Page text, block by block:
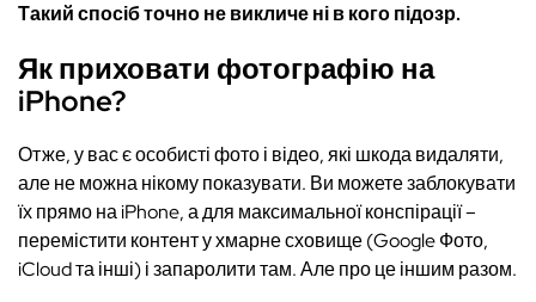
Такий спосіб точно не викличе ні в кого підозр.
Як приховати фотографію на
iPhone?
Отже, у вас є особисті фото і відео, які шкода видаляти,
але не можна нікому показувати. Ви можете заблокувати
їх прямо на iPhone, а для максимальної конспірації –
перемістити контент у хмарне сховище (Google Фото,
iCloud та інші) і запаролити там. Але про це іншим разом.